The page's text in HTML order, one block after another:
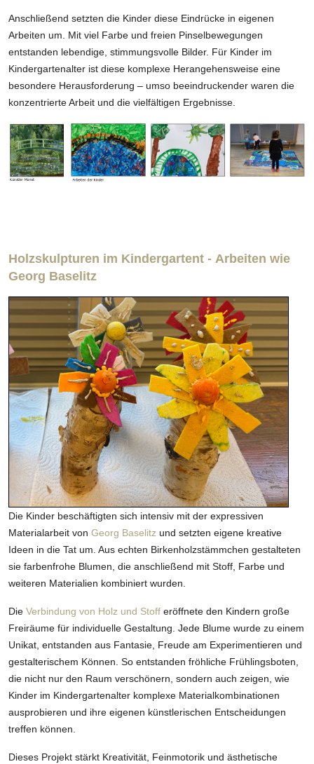
Anschließend setzten die Kinder diese Eindrücke in eigenen
Arbeiten um. Mit viel Farbe und freien Pinselbewegungen
entstanden lebendige, stimmungsvolle Bilder. Für Kinder im
Kindergartenalter ist diese komplexe Herangehensweise eine
besondere Herausforderung – umso beeindruckender waren die
konzentrierte Arbeit und die vielfältigen Ergebnisse.
Holzskulpturen im Kindergartent - Arbeiten wie
Georg Baselitz
Die Kinder beschäftigten sich intensiv mit der expressiven
Materialarbeit von Georg Baselitz und setzten eigene kreative
Ideen in die Tat um. Aus echten Birkenholzstämmchen gestalteten
sie farbenfrohe Blumen, die anschließend mit Stoff, Farbe und
weiteren Materialien kombiniert wurden.
Die Verbindung von Holz und Stoff eröffnete den Kindern große
Freiräume für individuelle Gestaltung. Jede Blume wurde zu einem
Unikat, entstanden aus Fantasie, Freude am Experimentieren und
gestalterischem Können. So entstanden fröhliche Frühlingsboten,
die nicht nur den Raum verschönern, sondern auch zeigen, wie
Kinder im Kindergartenalter komplexe Materialkombinationen
ausprobieren und ihre eigenen künstlerischen Entscheidungen
treffen können.
Dieses Projekt stärkt Kreativität, Feinmotorik und ästhetische